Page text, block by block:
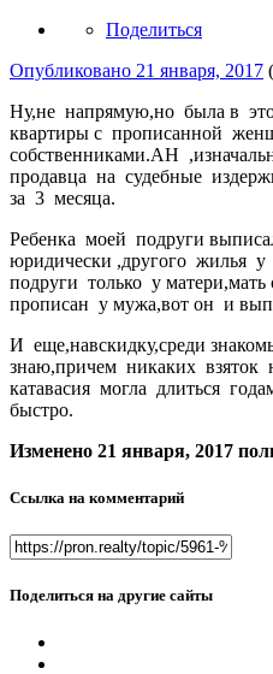
Поделиться
Опубликовано 21 января, 2017
Ну,не напрямую,но была в
квартиры с прописанной
собственниками.АН
продавца на судебные
за 3 месяца.
Ребенка моей подруги
юридически ,другого жилья
подруги только у
прописан у мужа,вот он и
И еще,навскидку,среди
знаю,причем никаких взяток
катавасия могла длиться
быстро.
Изменено 21 января, 2017
Ссылка на комментарий
Поделиться на другие сайты